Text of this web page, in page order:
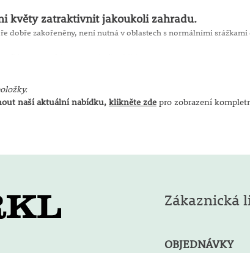
květy zatraktivnit jakoukoli zahradu.
dobře zakořeněny, není nutná v oblastech s normálními
sezónu:
Prostokořenné sazenice zasíláme ve stádiu
zasílání prostokořenného sortimentu od poloviny října (v
naší aktuální nabídku, klikněte zdepro zobrazení
Zákaznická
OBJEDNÁVKY